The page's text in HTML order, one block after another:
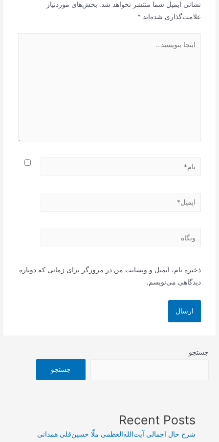
نشانی ایمیل شما منتشر نخواهد شد. بخش‌های موردنیاز
علامت‌گذاری شده‌اند *
بنویسید…
نام*
ایمیل*
وبگاه
ذخیره نام، ایمیل و وبسایت من در مرورگر برای زمانی که دوباره
دیدگاهی می‌نویسم.
جستجو
جستجو
Recent Posts
شرح حال اجمالی آیت‌الله‌العظمی ملّا حسین‌قلی همدانی